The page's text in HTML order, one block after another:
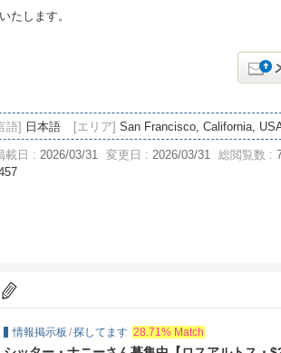
たします。
語] 日本語 [エリア] San Francisco, California,
載日 : 2026/03/31 変更日 : 2026/03/31 総閲覧数 :
情報掲示板 /探してます 28.71% Match